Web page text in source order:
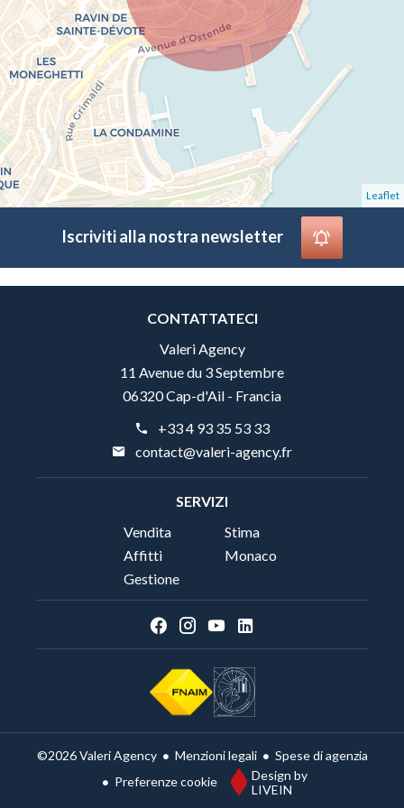
Leaflet
Iscriviti alla nostra newsletter
CONTATTATECI
Valeri Agency
11 Avenue du 3 Septembre
06320 Cap-d'Ail - Francia
+33 4 93 35 53 33
contact@valeri-agency.fr
SERVIZI
Vendita
Affitti
Gestione
Stima
Monaco
©2026 Valeri Agency Menzioni legali
Spese di agenzia
Preferenze cookie
Design by
LIVEIN